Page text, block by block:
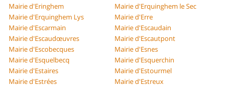
Mairie d'Eringhem
Mairie d'Erquinghem le Sec
Mairie d'Erquinghem Lys
Mairie d'Erre
Mairie d'Escarmain
Mairie d'Escaudain
Mairie d'Escaudœuvres
Mairie d'Escautpont
Mairie d'Escobecques
Mairie d'Esnes
Mairie d'Esquelbecq
Mairie d'Esquerchin
Mairie d'Estaires
Mairie d'Estourmel
Mairie d'Estrées
Mairie d'Estreux